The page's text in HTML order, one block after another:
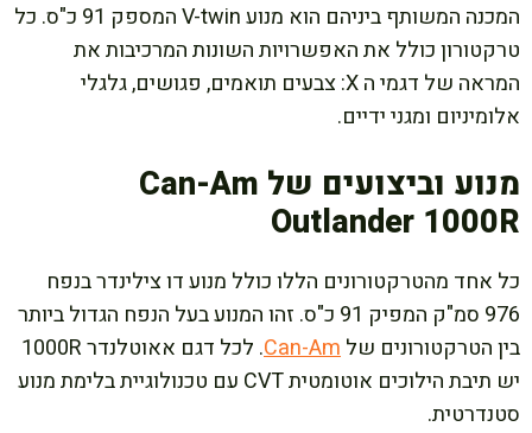
המכנה המשותף ביניהם הוא מנוע V-twin המספק 91 כ"ס. כל
טרקטורון כולל את האפשרויות השונות המרכיבות את
המראה של דגמי ה X: צבעים תואמים, פגושים, גלגלי
אלומיניום ומגני ידיים.
מנוע וביצועים של Can-Am
Outlander 1000R
כל אחד מהטרקטורונים הללו כולל מנוע דו צילינדר בנפח
976 סמ"ק המפיק 91 כ"ס. זהו המנוע בעל הנפח הגדול ביותר
בין הטרקטורונים שלCan-Am
. לכל דגם אאוטלנדר 1000R
יש תיבת הילוכים אוטומטית CVT עם טכנולוגיית בלימת מנוע
סטנדרטית.